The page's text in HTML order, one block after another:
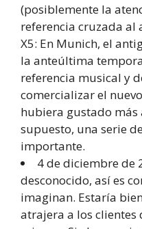
(posiblemente la
referencia cruzada al
X5: En Munich, el
la anteúltima
referencia musical y
comercializar el
hubiera gustado
supuesto, una serie
importante.
4 de diciembre de
desconocido, así es
imaginan. Estaría
atrajera a los clientes